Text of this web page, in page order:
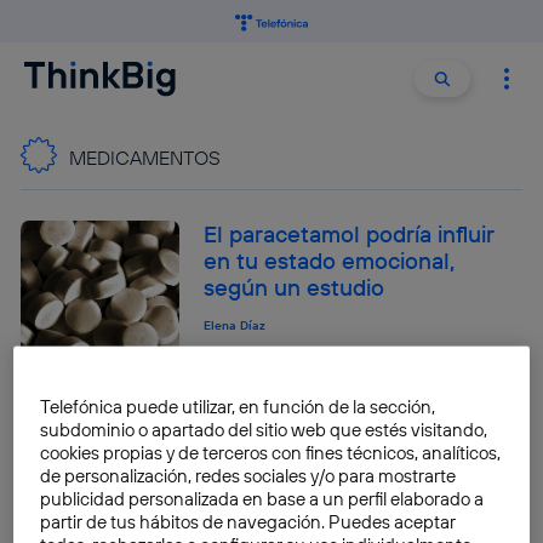
Buscar
MEDICAMENTOS
El paracetamol podría influir
en tu estado emocional,
según un estudio
Elena Díaz
Fármacos que convierten
células tumorales en grasa
Marta Barba
Telefónica puede utilizar, en función de la sección,
subdominio o apartado del sitio web que estés visitando,
cookies propias y de terceros con fines técnicos, analíticos,
de personalización, redes sociales y/o para mostrarte
publicidad personalizada en base a un perfil elaborado a
partir de tus hábitos de navegación. Puedes aceptar